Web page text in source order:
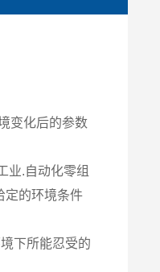
变化后的参数
业.自动化零组
定的环境条件
下所能忍受的